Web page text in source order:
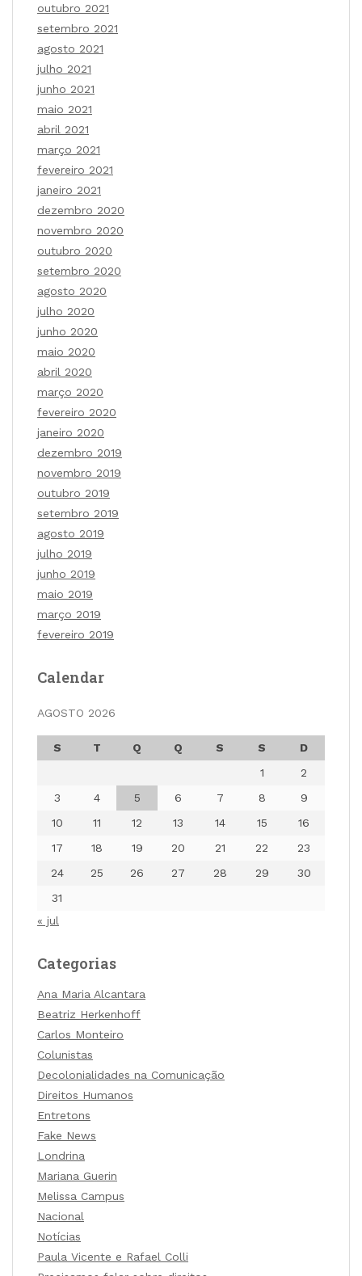
outubro 2021
setembro 2021
agosto 2021
julho 2021
junho 2021
maio 2021
abril 2021
março 2021
fevereiro 2021
janeiro 2021
dezembro 2020
novembro 2020
outubro 2020
setembro 2020
agosto 2020
julho 2020
junho 2020
maio 2020
abril 2020
março 2020
fevereiro 2020
janeiro 2020
dezembro 2019
novembro 2019
outubro 2019
setembro 2019
agosto 2019
julho 2019
junho 2019
maio 2019
março 2019
fevereiro 2019
Calendar
AGOSTO 2026
S T Q Q S S
D
1
2
3
4 5 6 7 8
9
10
11 12 13 14 15
16
17
18 19 20 21 22
23
24
25 26 27 28 29
30
31
« jul
Categorias
Ana Maria Alcantara
Beatriz Herkenhoff
Carlos Monteiro
Colunistas
Decolonialidades na Comunicação
Direitos Humanos
Entretons
Fake News
Londrina
Mariana Guerin
Melissa Campus
Nacional
Notícias
Paula Vicente e Rafael Colli